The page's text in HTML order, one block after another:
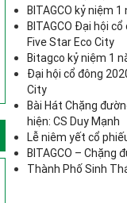
BITAGCO kỷ niệm
BITAGCO Đại hội
Five Star Eco City
Bitagco kỷ niệm 1
Đại hội cổ đông
City
Bài Hát Chặng
hiện: CS Duy Mạnh
Lễ niêm yết cổ
BITAGCO – Chặng
Thành Phố Sinh